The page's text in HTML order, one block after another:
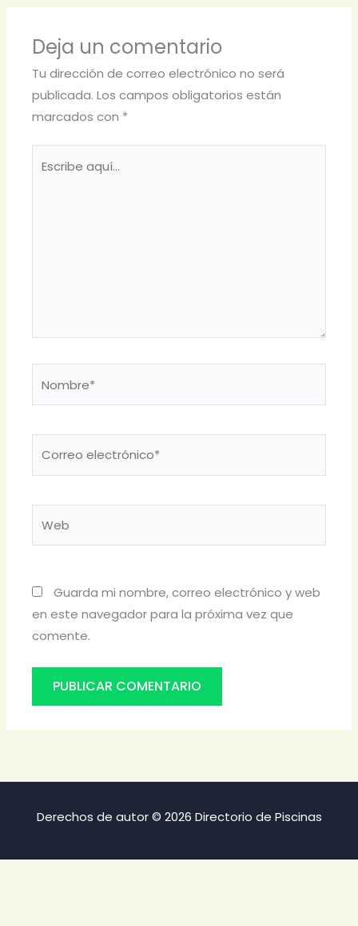
Deja un comentario
Tu dirección de correo electrónico no será
publicada. Los campos obligatorios están
marcados con *
Guarda mi nombre, correo electrónico y web
en este navegador para la próxima vez que
comente.
Derechos de autor © 2026 Directorio de Piscinas